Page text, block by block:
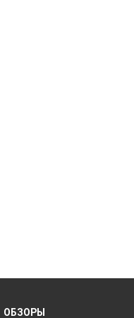
ОБЗОРЫ